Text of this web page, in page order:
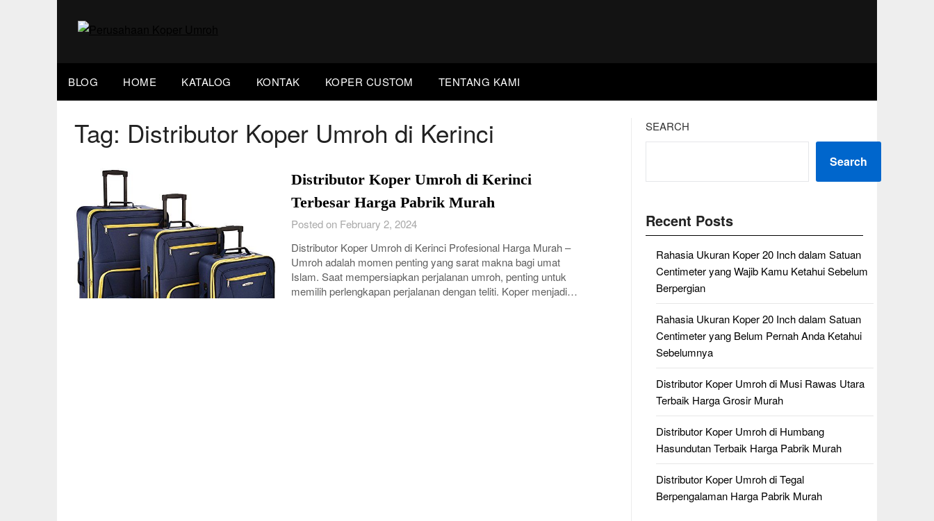
BLOG HOME KATALOG KONTAK KOPER CUSTOM TENTANG KAMI
Tag: Distributor Koper Umroh di Kerinci
Distributor Koper Umroh di Kerinci
Terbesar Harga Pabrik Murah
Posted on February 2, 2024
Distributor Koper Umroh di Kerinci Profesional Harga Murah –
Umroh adalah momen penting yang sarat makna bagi umat
Islam. Saat mempersiapkan perjalanan umroh, penting untuk
memilih perlengkapan perjalanan dengan teliti. Koper menjadi…
SEARCH
Search
Recent Posts
Rahasia Ukuran Koper 20 Inch dalam Satuan
Centimeter yang Wajib Kamu Ketahui Sebelum
Berpergian
Rahasia Ukuran Koper 20 Inch dalam Satuan
Centimeter yang Belum Pernah Anda Ketahui
Sebelumnya
Distributor Koper Umroh di Musi Rawas Utara
Terbaik Harga Grosir Murah
Distributor Koper Umroh di Humbang
Hasundutan Terbaik Harga Pabrik Murah
Distributor Koper Umroh di Tegal
Berpengalaman Harga Pabrik Murah